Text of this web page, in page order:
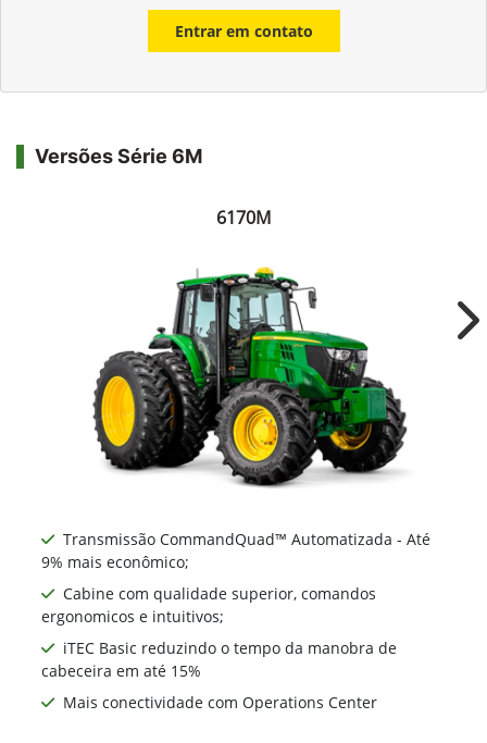
Entrar em contato
Versões Série 6M
6170M
Transmissão CommandQuad™ Automatizada - Até
9% mais econômico;
Cabine com qualidade superior, comandos
ergonomicos e intuitivos;
iTEC Basic reduzindo o tempo da manobra de
cabeceira em até 15%
Mais conectividade com Operations Center